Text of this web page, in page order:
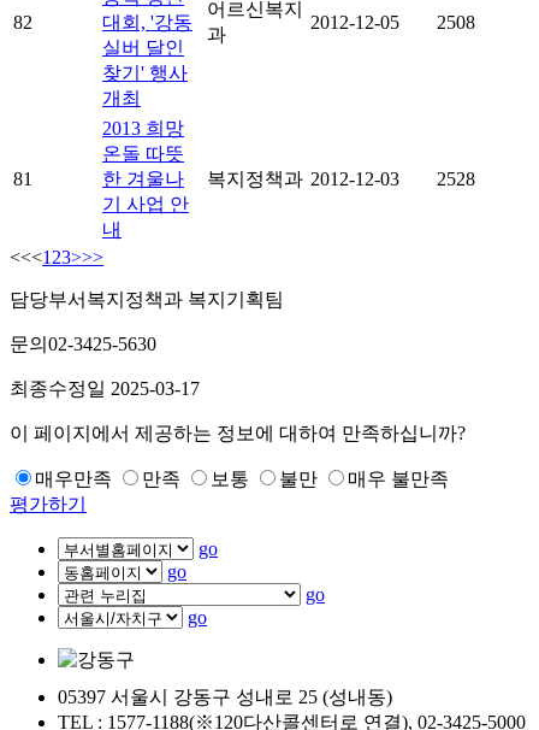
82
대회, '강동
실버 달인
찾기' 행사
개최
어르신복지
과
2012-12-05 2508
81
2013 희망
온돌 따뜻
한 겨울나
기 사업 안
내
복지정책과 2012-12-03 2528
<<<1 23>>>
담당부서 복지정책과 복지기획팀
문의 02-3425-5630
최종수정일 2025-03-17
이 페이지에서 제공하는 정보에 대하여 만족하십니까?
매우만족 만족 보통 불만
매우 불만족
평가하기
go
go
go
go
05397 서울시 강동구 성내로 25 (성내동)
TEL : 1577-1188(※120다산콜센터로 연결), 02-3425-5000